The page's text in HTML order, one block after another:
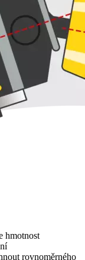
hmotnost
rovnoměrného